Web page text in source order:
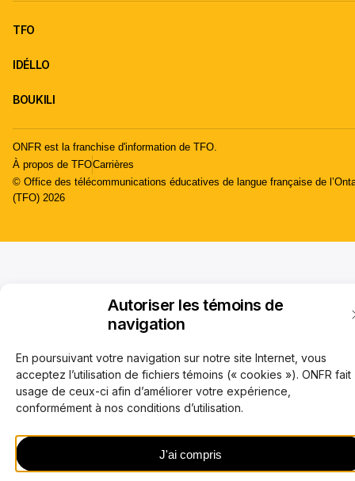
Autoriser les témoins de
navigation
En poursuivant votre navigation sur notre site Internet, vous
acceptez l’utilisation de fichiers témoins (« cookies »). ONFR fait
usage de ceux-ci afin d’améliorer votre expérience,
conformément à nos conditions d’utilisation.
J'ai compris
TFO
IDÉLLO
BOUKILI
ONFR est la franchise d'information de TFO.
À propos de TFOCarrières
© Office des télécommunications éducatives de langue française de
(TFO) 2026